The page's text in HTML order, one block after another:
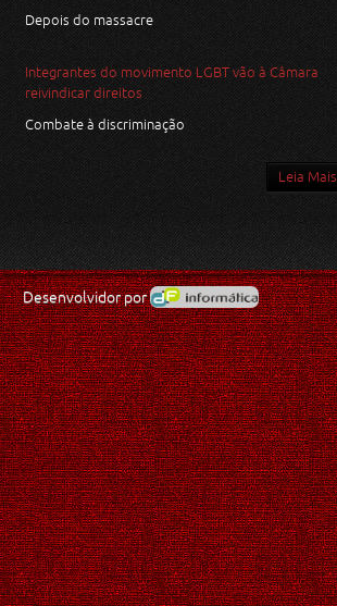
Depois do massacre
Integrantes do movimento LGBT vão à Câmara
reivindicar direitos
Combate à discriminação
Leia Mais
Desenvolvidor por